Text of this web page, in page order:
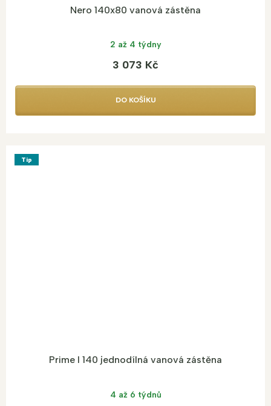
Nero 140x80 vanová zástěna
2 až 4 týdny
3 073 Kč
DO KOŠÍKU
Tip
Prime I 140 jednodílná vanová zástěna
4 až 6 týdnů